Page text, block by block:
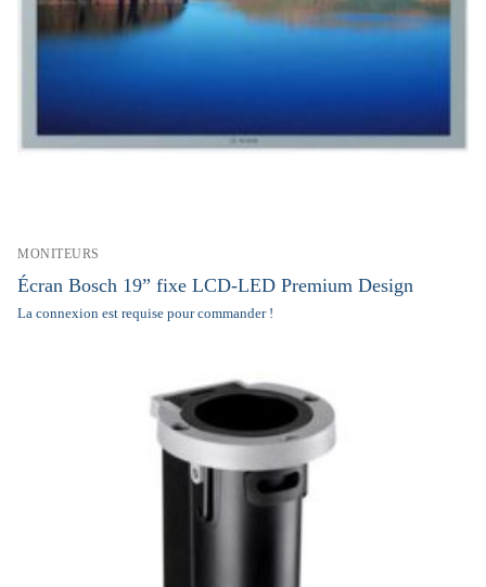
MONITEURS
Écran Bosch 19” fixe LCD-LED Premium Design
La connexion est requise pour commander !